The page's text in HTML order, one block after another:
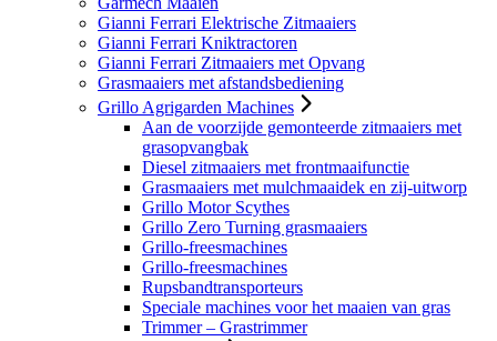
Gianni Ferrari Elektrische Zitmaaiers
Gianni Ferrari Kniktractoren
Gianni Ferrari Zitmaaiers met Opvang
Grasmaaiers met afstandsbediening
Grillo Agrigarden Machines
Aan de voorzijde gemonteerde zitmaaiers met
grasopvangbak
Diesel zitmaaiers met frontmaaifunctie
Grasmaaiers met mulchmaaidek en zij-uitworp
Grillo Motor Scythes
Grillo Zero Turning grasmaaiers
Grillo-freesmachines
Grillo-freesmachines
Rupsbandtransporteurs
Speciale machines voor het maaien van gras
Trimmer – Grastrimmer